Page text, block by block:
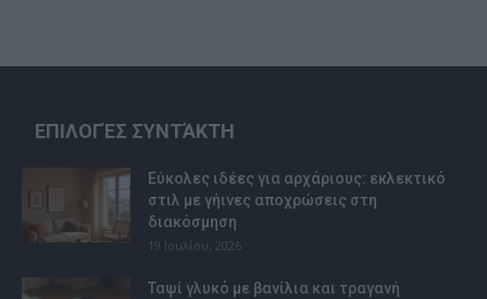
ΕΠΙΛΟΓΈΣ ΣΥΝΤΆΚΤΗ
Εύκολες ιδέες για αρχάριους: εκλεκτικό
στιλ με γήινες αποχρώσεις στη
διακόσμηση
19 Ιουλίου, 2026
Ταψί γλυκό με βανίλια και τραγανή